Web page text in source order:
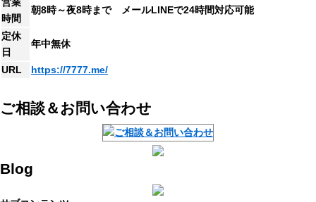
時間
朝8時～夜8時まで メールLINEで24時間対応可能
定休
日
年中無休
URL https://7777.me/
ご相談＆お問い合わせ
Blog